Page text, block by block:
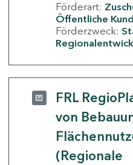
Förderart:
Öffentliche
Förderzweck:
FRL
von
(Regionale